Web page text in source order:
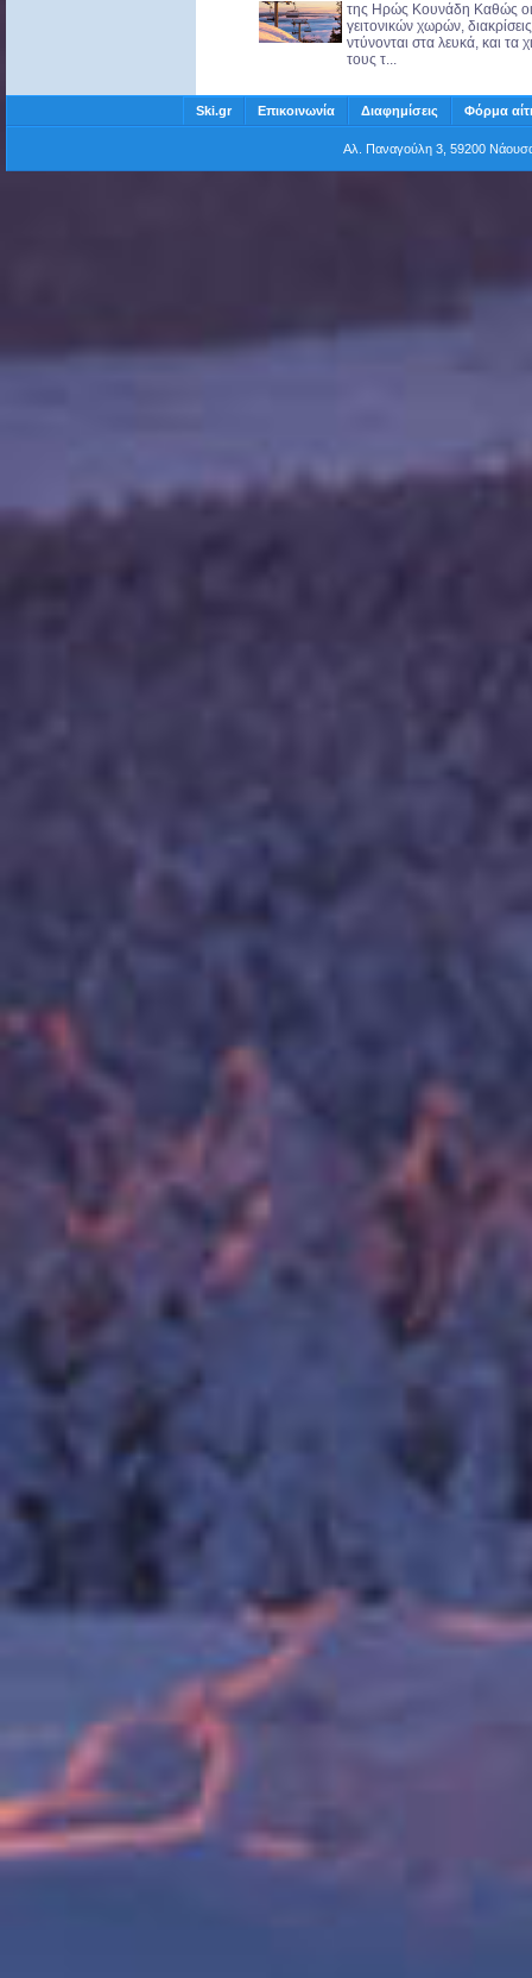
της Ηρώς Κουνάδη Καθώς
γειτονικών χωρών,
ντύνονται στα λευκά, και τα
τους τ...
Ski.gr Επικοινωνία Διαφημίσεις Φόρμα
Αλ. Παναγούλη 3, 59200